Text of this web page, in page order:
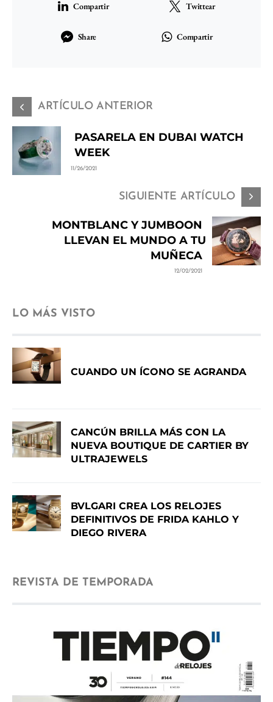
Compartir Twittear
Share Compartir
ARTÍCULO ANTERIOR
PASARELA EN DUBAI WATCH
WEEK
11/26/2021
SIGUIENTE ARTÍCULO
MONTBLANC Y JUMBOON
LLEVAN EL MUNDO A TU
MUÑECA
12/02/2021
LO MÁS VISTO
CUANDO UN ÍCONO SE AGRANDA
CANCÚN BRILLA MÁS CON LA
NUEVA BOUTIQUE DE CARTIER BY
ULTRAJEWELS
BVLGARI CREA LOS RELOJES
DEFINITIVOS DE FRIDA KAHLO Y
DIEGO RIVERA
REVISTA DE TEMPORADA